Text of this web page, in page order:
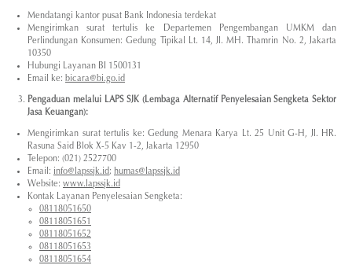
Mendatangi kantor pusat Bank Indonesia terdekat
Mengirimkan surat tertulis ke Departemen Pengembangan UMKM dan
Perlindungan Konsumen: Gedung Tipikal Lt. 14, Jl. MH. Thamrin No. 2, Jakarta
10350
Hubungi Layanan BI 1500131
Email ke: bicara@bi.go.id
Pengaduan melalui LAPS SJK (Lembaga Alternatif Penyelesaian Sengketa Sektor
Jasa Keuangan):
Mengirimkan surat tertulis ke: Gedung Menara Karya Lt. 25 Unit G-H, Jl. HR.
Rasuna Said Blok X-5 Kav 1-2, Jakarta 12950
Telepon: (021) 2527700
Email: info@lapssjk.id; humas@lapssjk.id
Website: www.lapssjk.id
Kontak Layanan Penyelesaian Sengketa:
08118051650
08118051651
08118051652
08118051653
08118051654